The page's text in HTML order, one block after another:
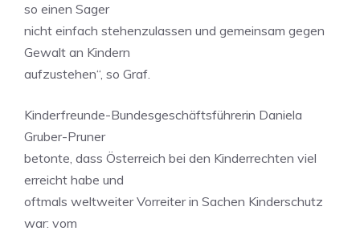
so einen Sager
nicht einfach stehenzulassen und gemeinsam gegen
Gewalt an Kindern
aufzustehen“, so Graf.
Kinderfreunde-Bundesgeschäftsführerin Daniela
Gruber-Pruner
betonte, dass Österreich bei den Kinderrechten viel
erreicht habe und
oftmals weltweiter Vorreiter in Sachen Kinderschutz
war: vom